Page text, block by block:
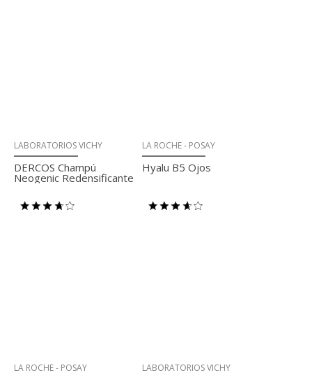
LABORATORIOS VICHY
DERCOS Champú
Neogenic Redensificante
LA ROCHE - POSAY
Hyalu B5 Ojos
LA ROCHE - POSAY LABORATORIOS VICHY